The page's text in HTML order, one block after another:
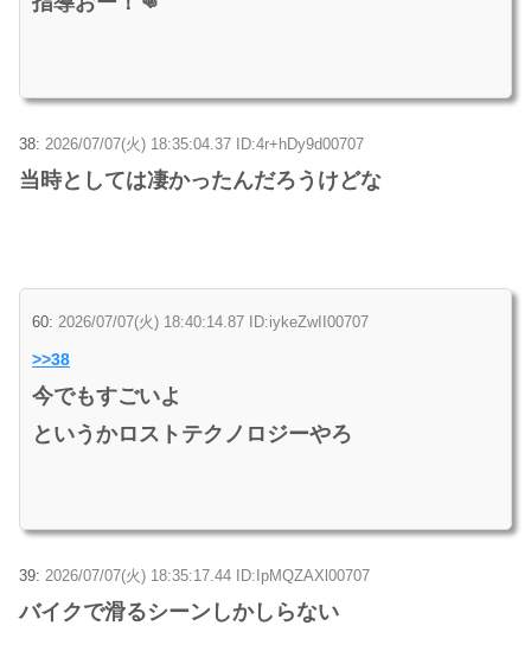
38: 2026/07/07(火) 18:35:04.37 ID:4r+hDy9d00707
当時としては凄かったんだろうけどな
60: 2026/07/07(火) 18:40:14.87 ID:iykeZwII00707
>>38
今でもすごいよ
というかロストテクノロジーやろ
39: 2026/07/07(火) 18:35:17.44 ID:IpMQZAXl00707
バイクで滑るシーンしかしらない